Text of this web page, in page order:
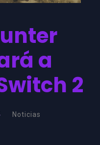
a
2
Noticias